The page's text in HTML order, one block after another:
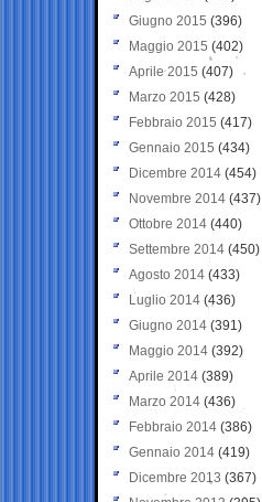
Giugno 2015 (396)
Maggio 2015 (402)
Aprile 2015 (407)
Marzo 2015 (428)
Febbraio 2015 (417)
Gennaio 2015 (434)
Dicembre 2014 (454)
Novembre 2014 (437)
Ottobre 2014 (440)
Settembre 2014 (450)
Agosto 2014 (433)
Luglio 2014 (436)
Giugno 2014 (391)
Maggio 2014 (392)
Aprile 2014 (389)
Marzo 2014 (436)
Febbraio 2014 (386)
Gennaio 2014 (419)
Dicembre 2013 (367)